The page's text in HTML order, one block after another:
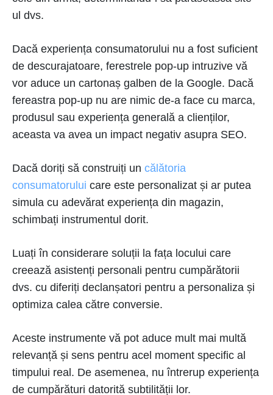
ul dvs.
Dacă experiența consumatorului nu a fost suficient
de descurajatoare, ferestrele pop-up intruzive vă
vor aduce un cartonaș galben de la Google. Dacă
fereastra pop-up nu are nimic de-a face cu marca,
produsul sau experiența generală a clienților,
aceasta va avea un impact negativ asupra SEO.
Dacă doriți să construiți un călătoria
consumatorului care este personalizat și ar putea
simula cu adevărat experiența din magazin,
schimbați instrumentul dorit.
Luați în considerare soluții la fața locului care
creează asistenți personali pentru cumpărătorii
dvs. cu diferiți declanșatori pentru a personaliza și
optimiza calea către conversie.
Aceste instrumente vă pot aduce mult mai multă
relevanță și sens pentru acel moment specific al
timpului real. De asemenea, nu întrerup experiența
de cumpărături datorită subtilității lor.